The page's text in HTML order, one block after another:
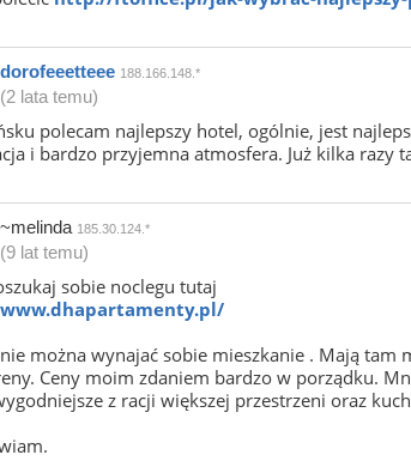
dorofeeetteee 188.166.148.*
(2 lata temu)
polecam najlepszy hotel, ogólnie, jest
i bardzo przyjemna atmosfera. Już kilka razy
~melinda 185.30.124.*
(9 lat temu)
sobie noclegu tutaj
można wynajać sobie mieszkanie . Mają tam
Ceny moim zdaniem bardzo w porządku.
z racji większej przestrzeni oraz